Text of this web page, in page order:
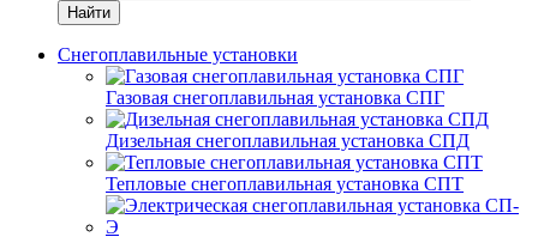
Найти
Снегоплавильные установки
Газовая снегоплавильная установка СПГ
Дизельная снегоплавильная установка СПД
Тепловые снегоплавильная установка СПТ